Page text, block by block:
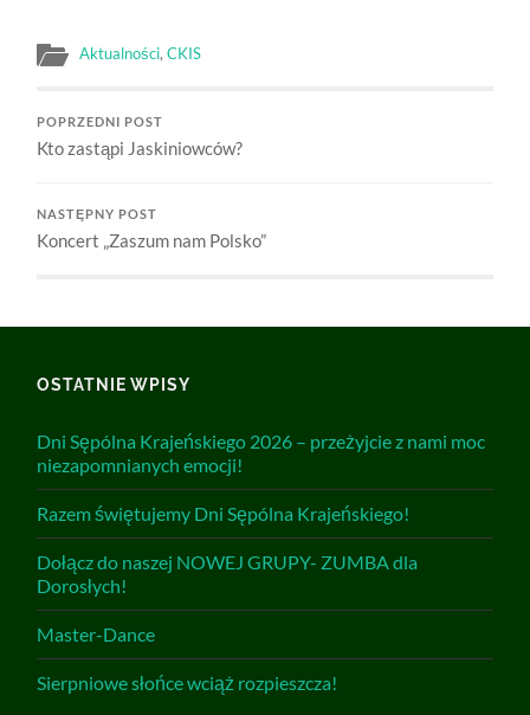
Aktualności,CKIS
POPRZEDNI POST
Kto zastąpi Jaskiniowców?
NASTĘPNY POST
Koncert „Zaszum nam Polsko”
OSTATNIE WPISY
Dni Sępólna Krajeńskiego 2026 – przeżyjcie z nami moc
niezapomnianych emocji!
Razem świętujemy Dni Sępólna Krajeńskiego!
Dołącz do naszej NOWEJ GRUPY- ZUMBA dla
Dorosłych!
Master-Dance
Sierpniowe słońce wciąż rozpieszcza!